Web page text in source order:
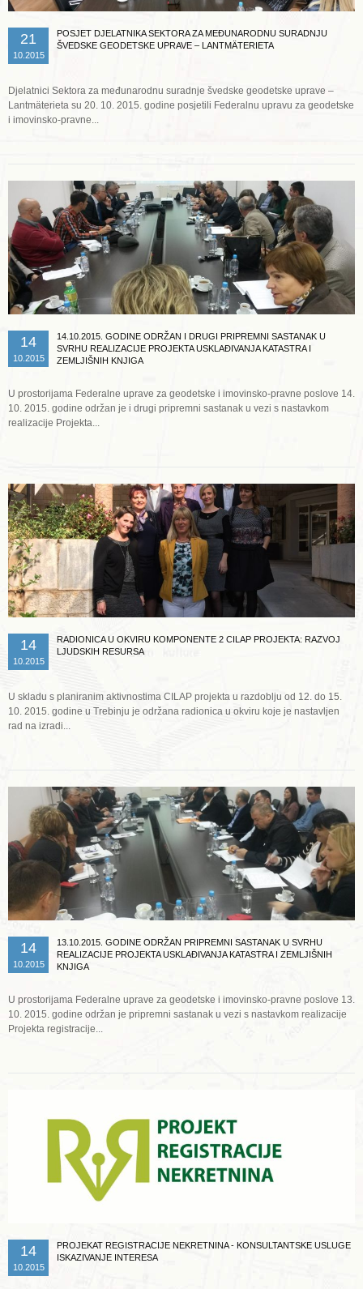
21
10.2015
POSJET DJELATNIKA SEKTORA ZA MEĐUNARODNU SURADNJU
ŠVEDSKE GEODETSKE UPRAVE – LANTMÄTERIETA
Djelatnici Sektora za međunarodnu suradnje švedske geodetske uprave –
Lantmäterieta su 20. 10. 2015. godine posjetili Federalnu upravu za geodetske
i imovinsko-pravne...
14
10.2015
14.10.2015. GODINE ODRŽAN I DRUGI PRIPREMNI SASTANAK U
SVRHU REALIZACIJE PROJEKTA USKLAĐIVANJA KATASTRA I
ZEMLJIŠNIH KNJIGA
U prostorijama Federalne uprave za geodetske i imovinsko-pravne poslove 14.
10. 2015. godine održan je i drugi pripremni sastanak u vezi s nastavkom
realizacije Projekta...
14
10.2015
RADIONICA U OKVIRU KOMPONENTE 2 CILAP PROJEKTA: RAZVOJ
LJUDSKIH RESURSA
U skladu s planiranim aktivnostima CILAP projekta u razdoblju od 12. do 15.
10. 2015. godine u Trebinju je održana radionica u okviru koje je nastavljen
rad na izradi...
14
10.2015
13.10.2015. GODINE ODRŽAN PRIPREMNI SASTANAK U SVRHU
REALIZACIJE PROJEKTA USKLAĐIVANJA KATASTRA I ZEMLJIŠNIH
KNJIGA
U prostorijama Federalne uprave za geodetske i imovinsko-pravne poslove 13.
10. 2015. godine održan je pripremni sastanak u vezi s nastavkom realizacije
Projekta registracije...
14
10.2015
PROJEKAT REGISTRACIJE NEKRETNINA - KONSULTANTSKE USLUGE
ISKAZIVANJE INTERESA